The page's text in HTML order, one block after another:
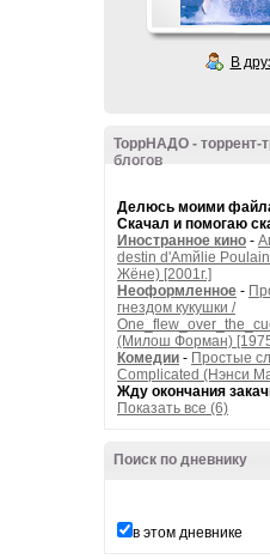
В
ТоррНАДО - торрент-
блогов
Делюсь моими
Скачал и помогаю
Иностранное кино -
destin d'Amйlie
Жёне) [2001г.]
Неоформленное -
гнездом кукушки /
(Милош Форман)
Комедии - Простые
Complicated (Нэнси
Жду окончания
Показать все (6)
Поиск по дневнику
в этом дневнике